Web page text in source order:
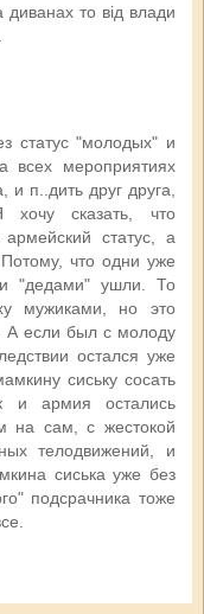
диванах то від влади
статус "молодых" и
всех мероприятиях
п..дить друг друга,
хочу сказать, что
статус, а
что одни уже
"дедами" ушли. То
мужиками, но это
если был с молоду
остался уже
сиську сосать
и армия остались
на сам, с жестокой
телодвижений, и
сиська уже без
подсрачника тоже